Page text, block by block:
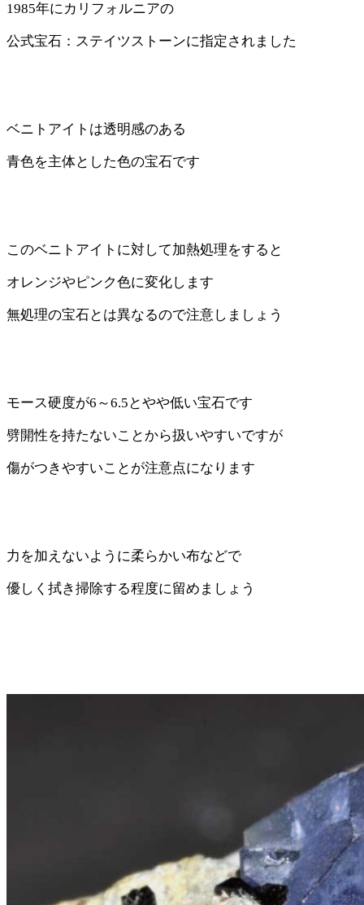
1985年にカリフォルニアの
公式宝石：ステイツストーンに指定されました
ベニトアイトは透明感のある
青色を主体とした色の宝石です
このベニトアイトに対して加熱処理をすると
オレンジやピンク色に変化します
無処理の宝石とは異なるので注意しましょう
モース硬度が6～6.5とやや低い宝石です
劈開性を持たないことから扱いやすいですが
傷がつきやすいことが注意点になります
力を加えないように柔らかい布などで
優しく拭き掃除する程度に留めましょう